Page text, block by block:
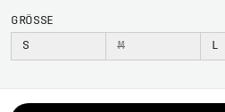
GRÖSSE
S M L